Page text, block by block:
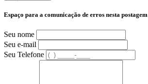
Espaço para a comunicação de erros nesta postagem
Seu nome
Seu e-mail
Seu Telefone